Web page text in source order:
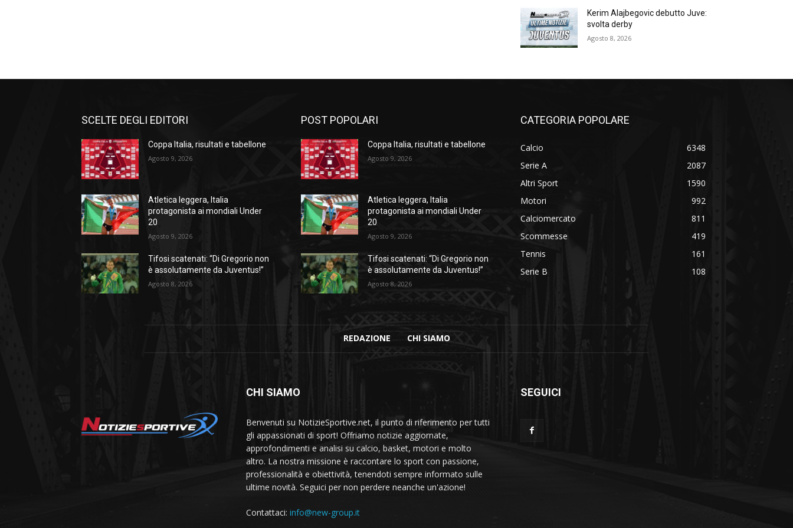
Kerim Alajbegovic debutto Juve:
svolta derby
Agosto 8, 2026
SCELTE DEGLI EDITORI
Coppa Italia, risultati e tabellone
Agosto 9, 2026
Atletica leggera, Italia
protagonista ai mondiali Under
20
Agosto 9, 2026
Tifosi scatenati: “Di Gregorio non
è assolutamente da Juventus!”
Agosto 8, 2026
POST POPOLARI
Coppa Italia, risultati e tabellone
Agosto 9, 2026
Atletica leggera, Italia
protagonista ai mondiali Under
20
Agosto 9, 2026
Tifosi scatenati: “Di Gregorio non
è assolutamente da Juventus!”
Agosto 8, 2026
CATEGORIA POPOLARE
Calcio
6348
Serie A
2087
Altri Sport
1590
Motori
992
Calciomercato
811
Scommesse
419
Tennis
161
Serie B
108
REDAZIONE CHI SIAMO
CHI SIAMO
Benvenuti su NotizieSportive.net, il punto di riferimento per tutti
gli appassionati di sport! Offriamo notizie aggiornate,
approfondimenti e analisi su calcio, basket, motori e molto
altro. La nostra missione è raccontare lo sport con passione,
professionalità e obiettività, tenendoti sempre informato sulle
ultime novità. Seguici per non perdere neanche un'azione!
Contattaci: info@new-group.it
SEGUICI